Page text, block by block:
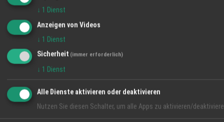
Bulgarien nach Offenburg – Eine
Zahnärztin, die mehr als Zähne versteht
18 °C
↓ 1 Dienst
Anzeigen von Videos
↓ 1 Dienst
Sicherheit (immer erforderlich)
↓ 1 Dienst
Alle Dienste aktivieren oder deaktivieren
Nutzen Sie diesen Schalter, um alle Apps zu aktivieren/